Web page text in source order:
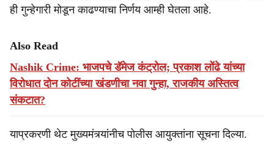
ही गुन्हेगारी मोडून काढण्याचा निर्णय आम्ही घेतला आहे.
Also Read
Nashik Crime: भाजपचे डॅमेज कंट्रोल; प्रकाश लोंढे यांच्या
विरोधात दोन कोटींच्या खंडणीचा नवा गुन्हा, राजकीय अस्तित्व
संकटात?
याप्रकरणी थेट मुख्यमंत्र्यांनीच पोलीस आयुक्तांना सूचना दिल्या.